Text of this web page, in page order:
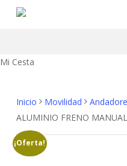
Mi Cesta
Inicio Movilidad
ALUMINIO FRENO MANUAL
¡Oferta!